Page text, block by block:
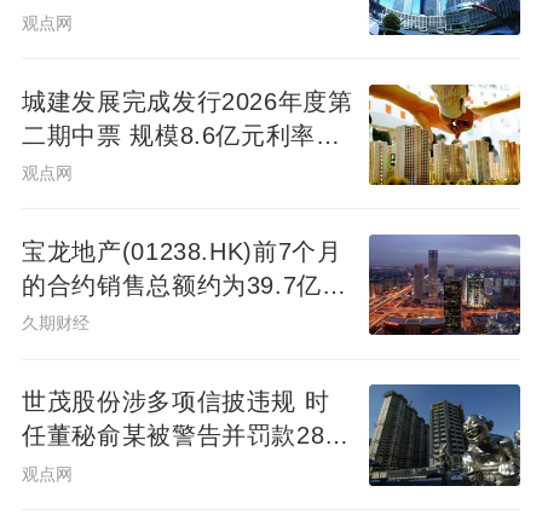
观点网
城建发展完成发行2026年度第
二期中票 规模8.6亿元利率
2.14%
观点网
宝龙地产(01238.HK)前7个月
的合约销售总额约为39.7亿元
同比减少7.78%
久期财经
世茂股份涉多项信披违规 时
任董秘俞某被警告并罚款280
万元
观点网